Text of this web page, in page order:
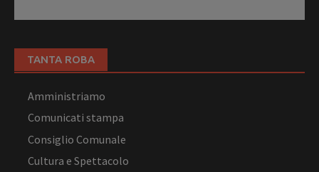
TANTA ROBA
Amministriamo
Comunicati stampa
Consiglio Comunale
Cultura e Spettacolo